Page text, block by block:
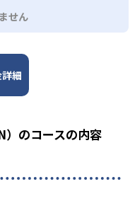
せん
細
）のコースの内容